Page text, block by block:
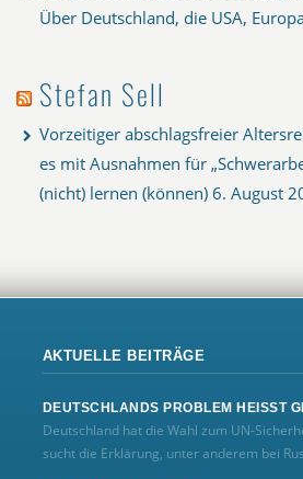
Über Deutschland, die USA,
Stefan Sell
Vorzeitiger abschlagsfreier
es mit Ausnahmen für
(nicht) lernen (können) 6. August
AKTUELLE BEITRÄGE
DEUTSCHLANDS PROBLEM HEISST
Deutschland hat die Wahl zum
sucht die Erklärung, unter anderem bei